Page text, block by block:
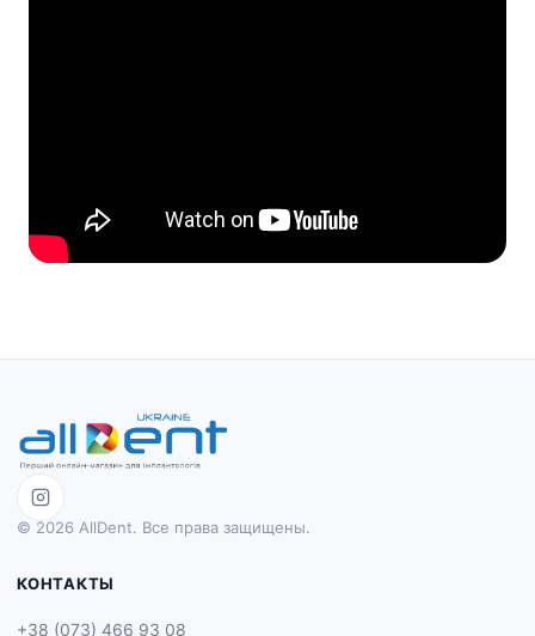
© 2026 AllDent. Все права защищены.
КОНТАКТЫ
+38 (073) 466 93 08